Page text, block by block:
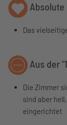
Das
Aus der
Die Zimmer
sind aber
eingerichtet